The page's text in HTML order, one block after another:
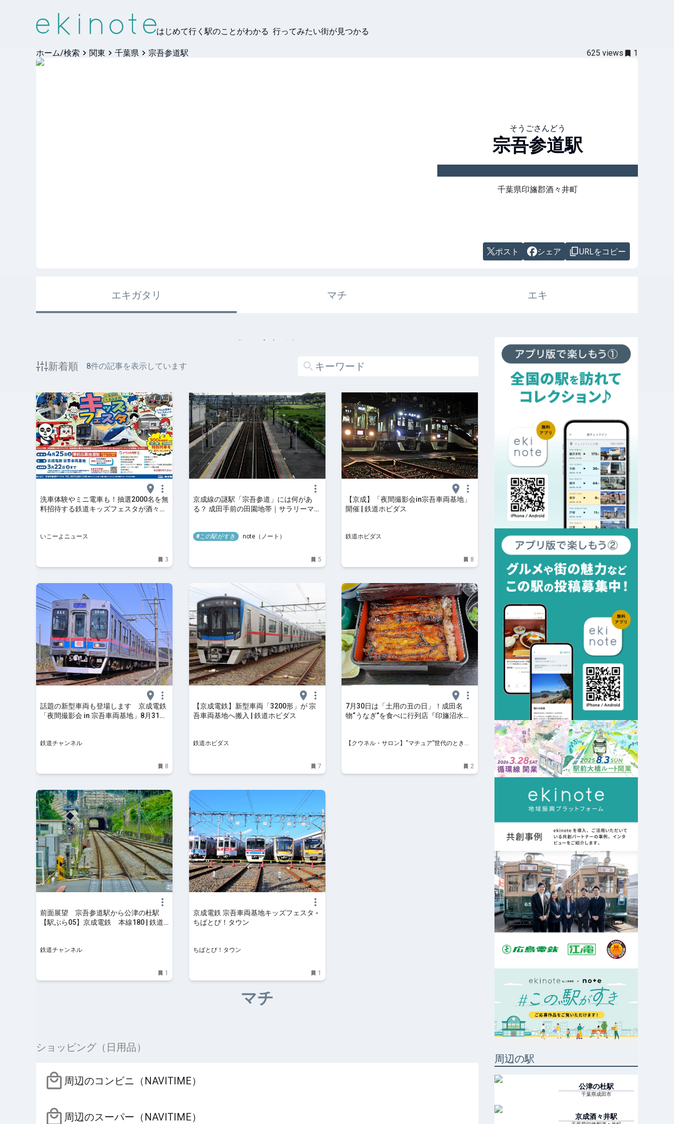
はじめて行く駅のことがわかる 行ってみたい街が見つかる
ホーム/検索 関東 千葉県 宗吾参道駅 625 views 1
そうごさんどう
宗吾参道駅
千葉県印旛郡酒々井町
ポスト シェア URLをコピー
エキガタリ マチ エキ
エキガタリ
新着順 8件の記事を表示しています
洗車体験やミニ電車も！抽選2000名を無
料招待する鉄道キッズフェスタが酒々井
いこーよニュース
3
京成線の謎駅「宗吾参道」には何があ
る？ 成田手前の田園地帯｜サラリーマン
#この駅がすき note（ノート）
5
【京成】「夜間撮影会in宗吾車両基地」
開催 | 鉄道ホビダス
鉄道ホビダス
8
話題の新型車両も登場します 京成電鉄
「夜間撮影会 in 宗吾車両基地」8月31日
鉄道チャンネル
8
【京成電鉄】新型車両「3200形」が 宗
吾車両基地へ搬入 | 鉄道ホビダス
鉄道ホビダス
7
7月30日は「土用の丑の日」！成田名
物“うなぎ”を食べに行列店『印旛沼水産
【クウネル・サロン】“マチュア”世代のときめ
2
前面展望 宗吾参道駅から公津の杜駅
【駅ぶら05】京成電鉄 本線180 | 鉄道
鉄道チャンネル
1
京成電鉄 宗吾車両基地キッズフェスタ -
ちばとぴ！タウン
ちばとぴ！タウン
1
マチ
ショッピング（日用品）
周辺のコンビニ（NAVITIME）
周辺のスーパー（NAVITIME）
周辺の駅
公津の杜駅
千葉県成田市
京成酒々井駅